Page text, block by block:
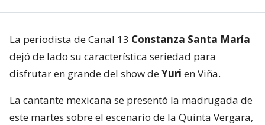
La periodista de Canal 13 Constanza Santa María
dejó de lado su característica seriedad para
disfrutar en grande del show deYuri en Viña.
La cantante mexicana se presentó la madrugada de
este martes sobre el escenario de la Quinta Vergara,